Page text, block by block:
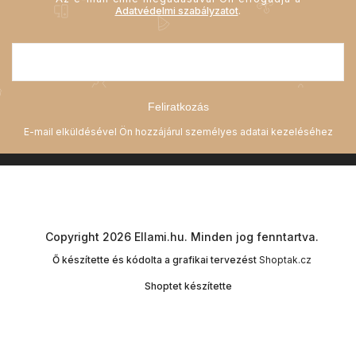
Adatvédelmi szabályzatot.
Feliratkozás
Shoptet készítette
Copyright 2026 Ellami.hu. Minden jog fenntartva.
Ő készítette és kódolta a grafikai tervezést Shoptak.cz